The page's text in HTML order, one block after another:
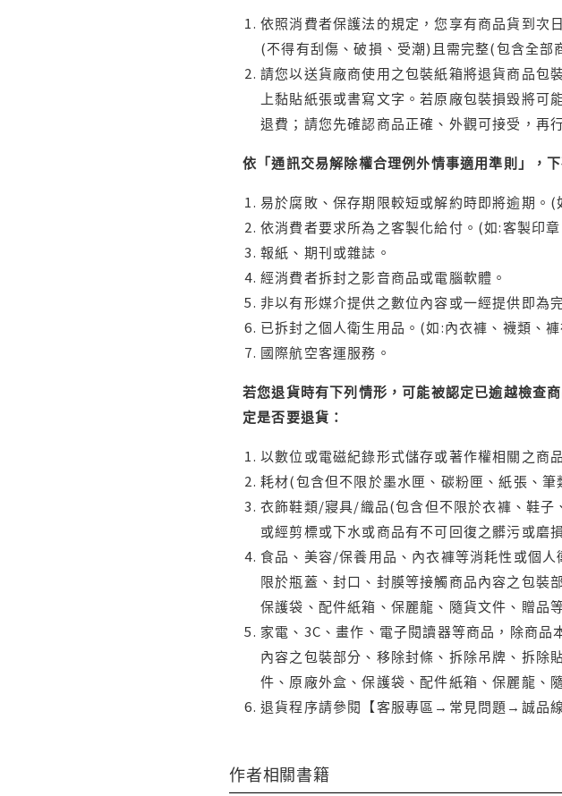
依照消費者保護法的規定，您享有商品貨到次
(不得有刮傷、破損、受潮)且需完整(包含全部
請您以送貨廠商使用之包裝紙箱將退貨商品包
上黏貼紙張或書寫文字。若原廠包裝損毀將
退費；請您先確認商品正確、外觀可接受，再
依「通訊交易解除權合理例外情事適用準則」，
易於腐敗、保存期限較短或解約時即將逾期。
依消費者要求所為之客製化給付。(如:客製印
報紙、期刊或雜誌。
經消費者拆封之影音商品或電腦軟體。
非以有形媒介提供之數位內容或一經提供即為
已拆封之個人衛生用品。(如:內衣褲、襪類、
國際航空客運服務。
若您退貨時有下列情形，可能被認定已逾越檢查
定是否要退貨：
以數位或電磁紀錄形式儲存或著作權相關之商
耗材(包含但不限於墨水匣、碳粉匣、紙張、
衣飾鞋類/寢具/織品(包含但不限於衣褲、鞋子
或經剪標或下水或商品有不可回復之髒污或磨
食品、美容/保養用品、內衣褲等消耗性或個
限於瓶蓋、封口、封膜等接觸商品內容之包裝
保護袋、配件紙箱、保麗龍、隨貨文件、贈品
家電、3C、畫作、電子閱讀器等商品，除商
內容之包裝部分、移除封條、拆除吊牌、拆
件、原廠外盒、保護袋、配件紙箱、保麗龍、
退貨程序請參閱【客服專區→常見問題→誠品
作者相關書籍